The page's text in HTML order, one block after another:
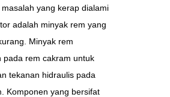
yang kerap dialami
adalah minyak rem yang
Minyak rem
pada rem cakram untuk
tekanan hidraulis pada
Komponen yang bersifat